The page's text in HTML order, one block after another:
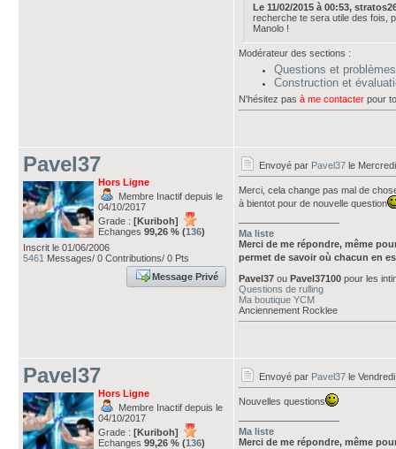
Le 11/02/2015 à 00:53,
recherche te sera utile des fois,
Manolo !
Modérateur des sections :
Questions et
Construction et
N'hésitez pas à me contacter pour
Pavel37
Hors Ligne
Membre Inactif depuis le
04/10/2017
Grade : [Kuriboh]
Echanges 99,26 % (136)
Inscrit le 01/06/2006
5461 Messages/ 0 Contributions/ 0 Pts
Message Privé
Envoyé par Pavel37 le
Merci, cela change pas mal de
à bientot pour de nouvelle question
Ma liste
Merci de me répondre, même
permet de savoir où chacun en
Pavel37 ou Pavel37100 pour les
Questions de rulling
Ma boutique YCM
Anciennement Rocklee
Pavel37
Hors Ligne
Membre Inactif depuis le
04/10/2017
Grade : [Kuriboh]
Echanges 99,26 % (136)
Envoyé par Pavel37 le
Nouvelles questions
Ma liste
Merci de me répondre, même